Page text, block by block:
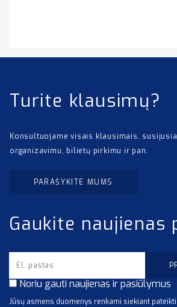
Turite klausimų?
Konsultuojame visais klausimais,
organizavimu, bilietų pirkimu ir pan.
PARAŠYKITE MUMS
Gaukite naujienas
Noriu gauti naujienas ir pasiūlymus
Jūsų asmens duomenys renkami siekiant